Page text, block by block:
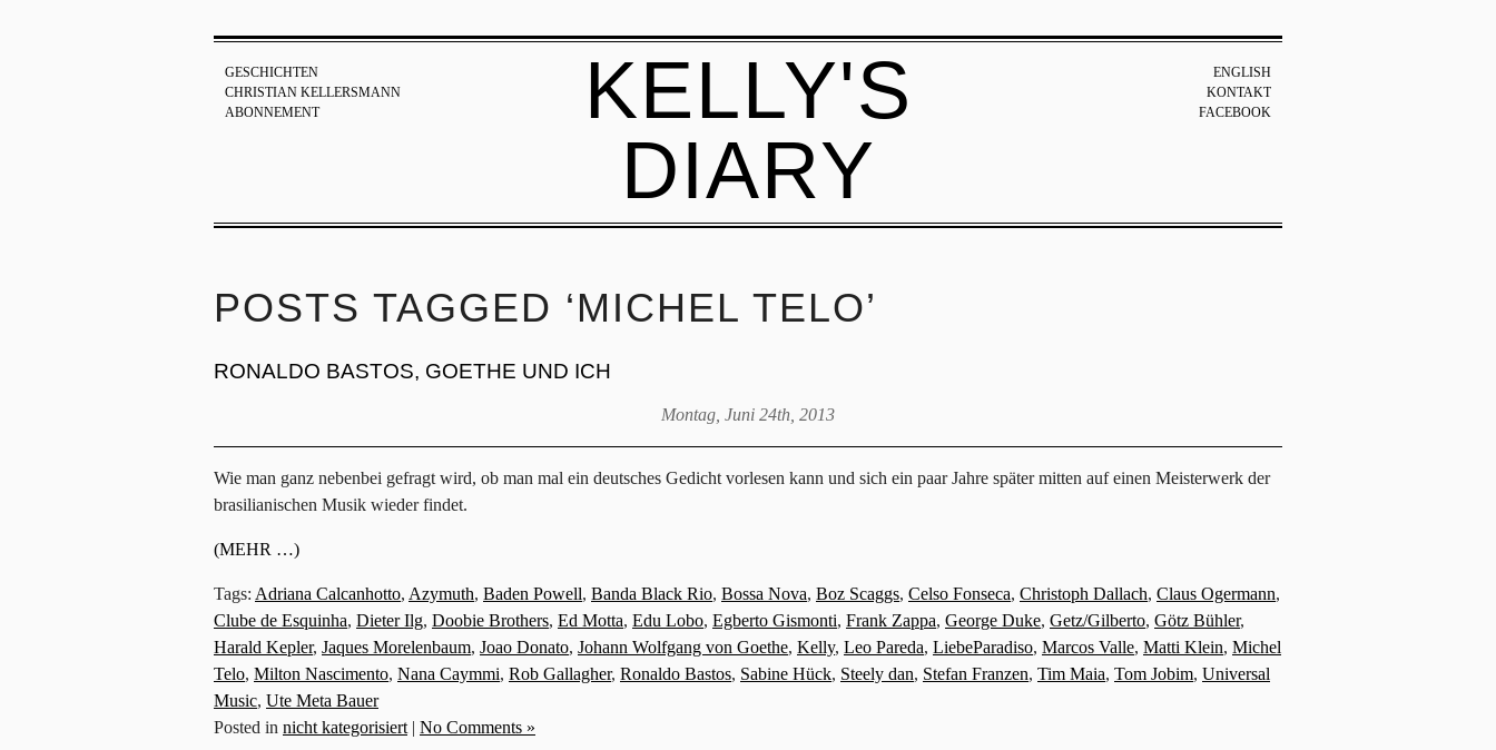
GESCHICHTEN
CHRISTIAN KELLERSMANN
ABONNEMENT
KELLY'S
DIARY
ENGLISH
KONTAKT
FACEBOOK
POSTS TAGGED ‘MICHEL TELO’
RONALDO BASTOS, GOETHE UND ICH
Montag, Juni 24th, 2013
Wie man ganz nebenbei gefragt wird, ob man mal ein deutsches Gedicht vorlesen kann und sich ein paar Jahre später mitten auf einen Meisterwerk der
brasilianischen Musik wieder findet.
(MEHR …)
Tags: Adriana Calcanhotto, Azymuth, Baden Powell, Banda Black Rio, Bossa Nova, Boz Scaggs, Celso Fonseca, Christoph Dallach, Claus Ogermann,
Clube de Esquinha, Dieter Ilg, Doobie Brothers, Ed Motta, Edu Lobo, Egberto Gismonti, Frank Zappa, George Duke, Getz/Gilberto, Götz Bühler,
Harald Kepler, Jaques Morelenbaum, Joao Donato, Johann Wolfgang von Goethe, Kelly, Leo Pareda, LiebeParadiso, Marcos Valle, Matti Klein, Michel
Telo, Milton Nascimento, Nana Caymmi, Rob Gallagher, Ronaldo Bastos, Sabine Hück, Steely dan, Stefan Franzen, Tim Maia, Tom Jobim, Universal
Music, Ute Meta Bauer
Posted in nicht kategorisiert| No Comments »